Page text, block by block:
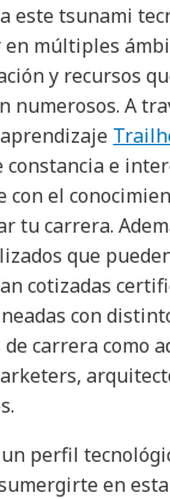
este tsunami
múltiples
y recursos
numerosos. A
constancia e
con el
tu carrera.
que
cotizadas
con
carrera como
perfil
en